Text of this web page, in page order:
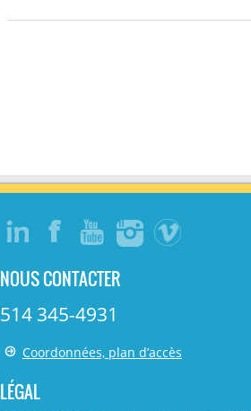
NOUS CONTACTER
514 345-4931
Coordonnées, plan d’accès
LÉGAL